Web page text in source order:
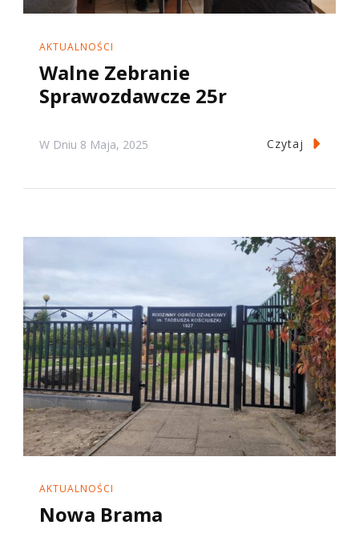
AKTUALNOŚCI
Walne Zebranie
Sprawozdawcze 25r
W Dniu 8 Maja, 2025 Czytaj
AKTUALNOŚCI
Nowa Brama